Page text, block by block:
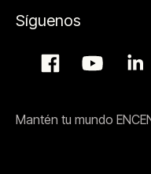
Síguenos
Mantén tu mundo